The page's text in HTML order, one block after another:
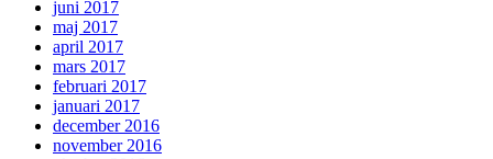
juni 2017
maj 2017
april 2017
mars 2017
februari 2017
januari 2017
december 2016
november 2016